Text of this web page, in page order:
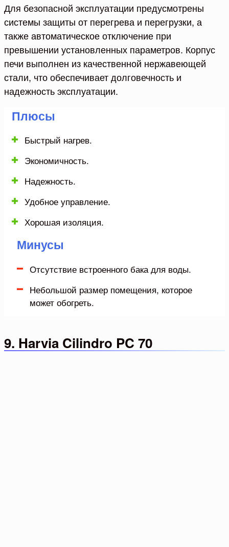
Для безопасной эксплуатации предусмотрены
системы защиты от перегрева и перегрузки, а
также автоматическое отключение при
превышении установленных параметров. Корпус
печи выполнен из качественной нержавеющей
стали, что обеспечивает долговечность и
надежность эксплуатации.
Плюсы
Быстрый нагрев.
Экономичность.
Надежность.
Удобное управление.
Хорошая изоляция.
Минусы
Отсутствие встроенного бака для воды.
Небольшой размер помещения, которое
может обогреть.
9. Harvia Cilindro PC 70